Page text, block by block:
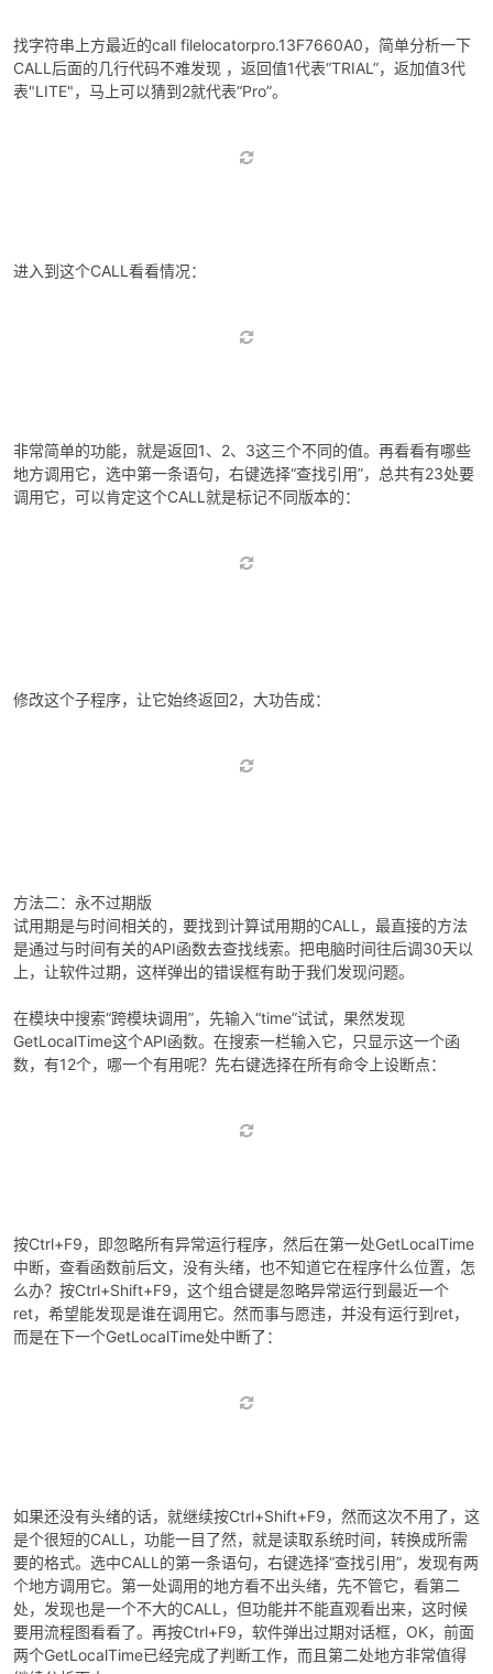
找字符串上方最近的call filelocatorpro.13F7660A0，简单分析一下
CALL后面的几行代码不难发现 ，返回值1代表“TRIAL”，返加值3代
表"LITE"，马上可以猜到2就代表“Pro”。
进入到这个CALL看看情况：
非常简单的功能，就是返回1、2、3这三个不同的值。再看看有哪些
地方调用它，选中第一条语句，右键选择“查找引用”，总共有23处要
调用它，可以肯定这个CALL就是标记不同版本的：
修改这个子程序，让它始终返回2，大功告成：
方法二：永不过期版
试用期是与时间相关的，要找到计算试用期的CALL，最直接的方法
是通过与时间有关的API函数去查找线索。把电脑时间往后调30天以
上，让软件过期，这样弹出的错误框有助于我们发现问题。
在模块中搜索“跨模块调用”，先输入“time”试试，果然发现
GetLocalTime这个API函数。在搜索一栏输入它，只显示这一个函
数，有12个，哪一个有用呢？先右键选择在所有命令上设断点：
按Ctrl+F9，即忽略所有异常运行程序，然后在第一处GetLocalTime
中断，查看函数前后文，没有头绪，也不知道它在程序什么位置，怎
么办？按Ctrl+Shift+F9，这个组合键是忽略异常运行到最近一个
ret，希望能发现是谁在调用它。然而事与愿违，并没有运行到ret，
而是在下一个GetLocalTime处中断了：
如果还没有头绪的话，就继续按Ctrl+Shift+F9，然而这次不用了，这
是个很短的CALL，功能一目了然，就是读取系统时间，转换成所需
要的格式。选中CALL的第一条语句，右键选择“查找引用”，发现有两
个地方调用它。第一处调用的地方看不出头绪，先不管它，看第二
处，发现也是一个不大的CALL，但功能并不能直观看出来，这时候
要用流程图看看了。再按Ctrl+F9，软件弹出过期对话框，OK，前面
两个GetLocalTime已经完成了判断工作，而且第二处地方非常值得